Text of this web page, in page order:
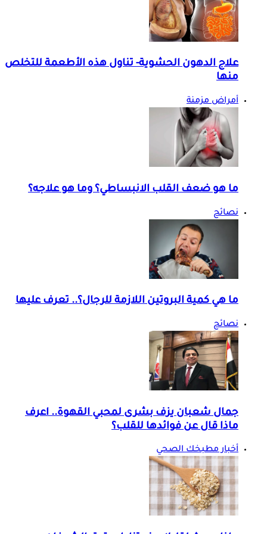
علاج الدهون الحشوية- تناول هذه الأطعمة للتخلص
منها
أمراض مزمنة
ما هو ضعف القلب الانبساطي؟ وما هو علاجه؟
نصائح
ما هي كمية البروتين اللازمة للرجال؟.. تعرف عليها
نصائح
جمال شعبان يزف بشرى لمحبي القهوة.. اعرف
ماذا قال عن فوائدها للقلب؟
أخبار مطبخك الصحي